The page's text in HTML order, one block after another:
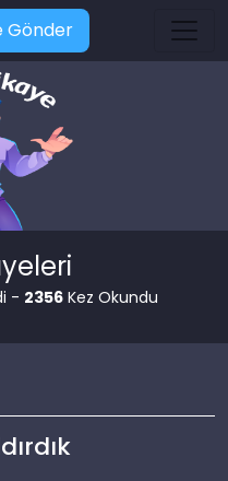
Gönder
- 2356Kez Okundu